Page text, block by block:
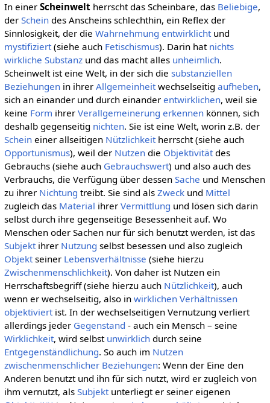
In einer Scheinweltherrscht das Scheinbare, das Beliebige,
der Scheindes Anscheins schlechthin, ein Reflex der
Sinnlosigkeit, der die Wahrnehmung entwirklichtund
mystifiziert(siehe auch Fetischismus). Darin hat nichts
wirkliche Substanzund das macht alles unheimlich.
Scheinwelt ist eine Welt, in der sich die substanziellen
Beziehungenin ihrer Allgemeinheitwechselseitig aufheben,
sich an einander und durch einander entwirklichen, weil sie
keine Form ihrer Verallgemeinerung erkennenkönnen, sich
deshalb gegenseitig nichten. Sie ist eine Welt, worin z.B. der
Scheineiner allseitigen Nützlichkeitherrscht (siehe auch
Opportunismus), weil der Nutzendie Objektivitätdes
Gebrauchs (siehe auch Gebrauchswert) und also auch des
Verbrauchs, die Verfügung über dessen Sache und Menschen
zu ihrer Nichtung treibt. Sie sind als Zweckund Mittel
zugleich das Material ihrer Vermittlung und lösen sich darin
selbst durch ihre gegenseitige Besessenheit auf. Wo
Menschen oder Sachen nur für sich benutzt werden, ist das
Subjektihrer Nutzung selbst besessen und also zugleich
Objektseiner Lebensverhältnisse (siehe hierzu
Zwischenmenschlichkeit). Von daher ist Nutzen ein
Herrschaftsbegriff (siehe hierzu auch Nützlichkeit), auch
wenn er wechselseitig, also in wirklichen Verhältnissen
objektiviertist. In der wechselseitigen Vernutzung verliert
allerdings jeder Gegenstand - auch ein Mensch – seine
Wirklichkeit, wird selbst unwirklichdurch seine
Entgegenständlichung. So auch im Nutzen
zwischenmenschlicher Beziehungen: Wenn der Eine den
Anderen benutzt und ihn für sich nutzt, wird er zugleich von
ihm vernutzt, als Subjektunterliegt er seiner eigenen